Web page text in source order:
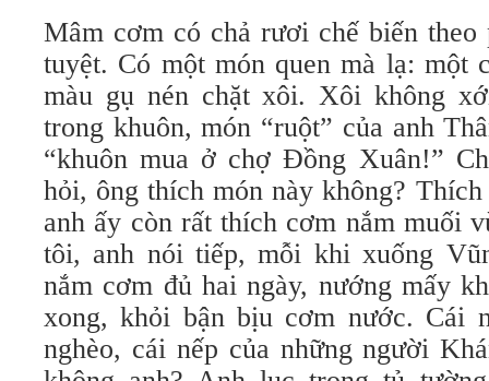
Mâm cơm có chả rươi chế biến theo
tuyệt. Có một món quen mà lạ: một
màu gụ nén chặt xôi. Xôi không
trong khuôn, món “ruột” của anh
“khuôn mua ở chợ Đồng Xuân!”
hỏi, ông thích món này không?
anh ấy còn rất thích cơm nắm muối
tôi, anh nói tiếp, mỗi khi xuống
nắm cơm đủ hai ngày, nướng mấy
xong, khỏi bận bịu cơm nước. Cái
nghèo, cái nếp của những người